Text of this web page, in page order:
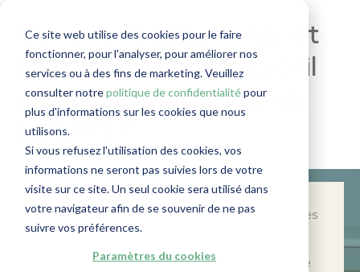
Ce site web utilise des cookies pour le faire
fonctionner, pour l'analyser, pour améliorer nos
services ou à des fins de marketing. Veuillez
consulter notrepolitique de confidentialitépour
plus d'informations sur les cookies que nous
utilisons.
Si vous refusez l'utilisation des cookies, vos
informations ne seront pas suivies lors de votre
visite sur ce site. Un seul cookie sera utilisé dans
votre navigateur afin de se souvenir de ne pas
suivre vos préférences.
Paramètres du cookies
Comment déterminer et
justifier un certain profil
de risque en matière de
LBC/FT ?
Dans cet article, je réponds aux questions les
plus fréquemment posées sur le profil de
déterminer le profil de risque adéquat, que